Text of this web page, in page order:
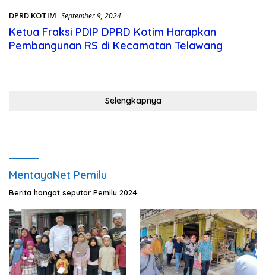
DPRD KOTIM September 9, 2024
Ketua Fraksi PDIP DPRD Kotim Harapkan
Pembangunan RS di Kecamatan Telawang
Selengkapnya
MentayaNet Pemilu
Berita hangat seputar Pemilu 2024